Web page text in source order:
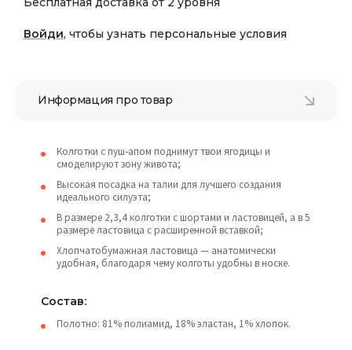
Войди, чтобы узнать персональные условия
Информация про товар
Колготки с пуш-апом поднимут твои ягодицы и
смоделируют зону живота;
Высокая посадка на талии для лучшего создания
идеального силуэта;
В размере 2,3,4 колготки с шортами и ластовицей, а в 5
размере ластовица с расширенной вставкой;
Хлопчатобумажная ластовица — анатомически
удобная, благодаря чему колготы удобны в носке.
Состав:
Полотно: 81% полиамид, 18% эластан, 1% хлопок.